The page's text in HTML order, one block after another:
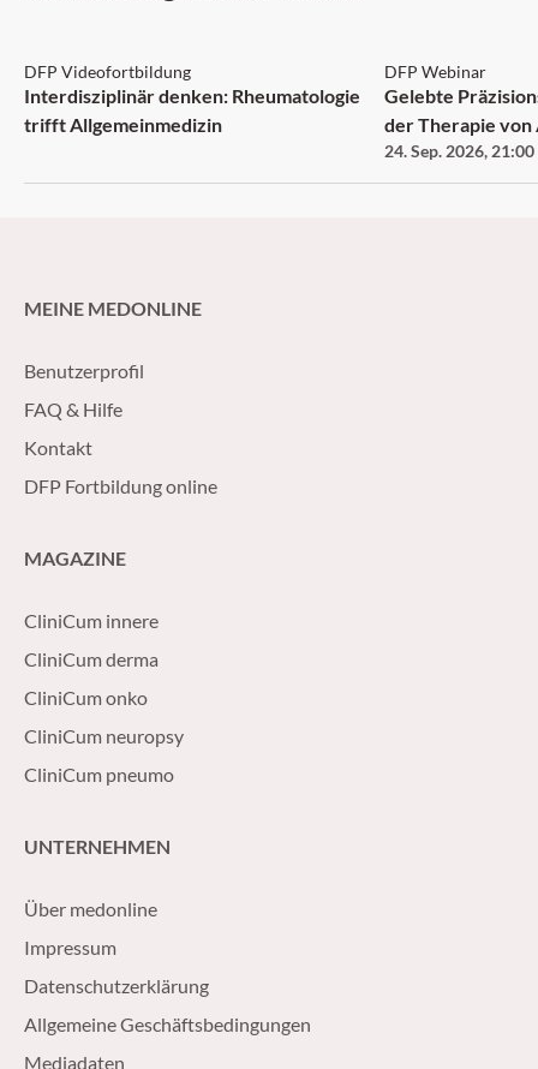
DFP Videofortbildung
Interdisziplinär denken: Rheumatologie
trifft Allgemeinmedizin
DFP Webinar
Gelebte
der Therapie von
24. Sep. 2026, 21:00
MEINE MEDONLINE
Benutzerprofil
FAQ & Hilfe
Kontakt
DFP Fortbildung online
MAGAZINE
CliniCum innere
CliniCum derma
CliniCum onko
CliniCum neuropsy
CliniCum pneumo
UNTERNEHMEN
Über medonline
Impressum
Datenschutzerklärung
Allgemeine Geschäftsbedingungen
Mediadaten